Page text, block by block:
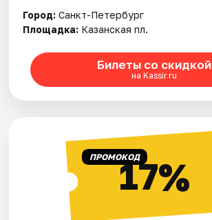
Город: Санкт-Петербург
Площадка: Казанская пл.
Билеты со скидкой
на Kassir.ru
ПРОМОКОД17%